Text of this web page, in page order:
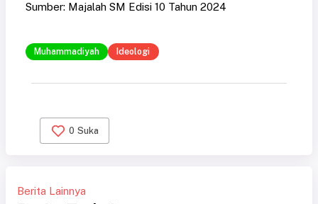
Sumber: Majalah SM Edisi 10 Tahun 2024
Muhammadiyah Ideologi
0 Suka
Berita Lainnya